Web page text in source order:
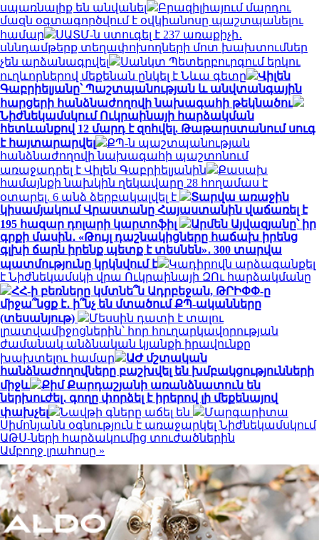
սպառնալիք են անվանել
Բրազիլիայում մարդու
մազն օգտագործվում է օվկիանոսը պաշտպանելու
համար
ՍԱՏՄ-ն ստուգել է 237 առաքիչի․
սննդամթերք տեղափոխողների մոտ խախտումներ
չեն արձանագրվել
Սանկտ Պետերբուրգում երկու
ուղևորներով մեքենան ընկել է Նևա գետը
Վիլեն
Գաբրիելյանը՝ Պաշտպանության և անվտանգային
հարցերի հանձնաժողովի նախագահի թեկնածու
Նիժնեկամսկում Ուկրաինայի հարձակման
հետևանքով 12 մարդ է զոհվել. Թաթարստանում սուգ
է հայտարարվել
ՔՊ-ն պաշտպանության
հանձնաժողովի նախագահի պաշտոնում
առաջադրել է Վիլեն Գաբրիելյանին
Քասախ
համայնքի նախկին ղեկավարը 28 հողամաս է
օտարել. 6 անձ ձերբակալվել է
Տարվա առաջին
կիսամյակում Վրաստանը Հայաստանին վաճառել է
195 հազար դոլարի կարտոֆիլ
Արմեն Այվազյանը՝ իր
գրքի մասին․ «Թույլ դաշնակիցները հաճախ իրենց
գլխի ճարն իրենք պետք է տեսնեն»․ 300 տարվա
պատմությունը կրկնվում է
Կադիրովն արձագանքել
է Նիժնեկամսկի վրա Ուկրաինայի ԶՈւ հարձակմանը
ՀՀ-ի բեռները կմտնե՞ն Ադրբեջան, ԹՐԻՓՓ-ը
միջա՞նցք է․ ի՞նչ են մտածում ՔՊ-ականները
(տեսանյութ)
Մեսսին դատի է տալու
լրատվամիջոցներին՝ հոր հուղարկավորության
ժամանակ անձնական կյանքի իրավունքը
խախտելու համար
ԱԺ մշտական
հանձնաժողովները բաշխվել են խմբակցությունների
միջև
Քիմ Քարդաշյանի առանձնատուն են
ներխուժել․ գողը փորձել է իրերով լի մեքենայով
փախչել
Նավթի գները աճել են
Մարգարիտա
Սիմոնյանն օգնություն է առաջարկել Նիժնեկամսկում
ԱԹՍ-ների հարձակումից տուժածներին
Ամբողջ լրահոսը »